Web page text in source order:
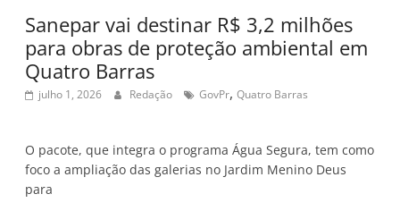
Sanepar vai destinar R$ 3,2 milhões
para obras de proteção ambiental em
Quatro Barras
julho 1, 2026 Redação GovPr,Quatro Barras
O pacote, que integra o programa Água Segura, tem como
foco a ampliação das galerias no Jardim Menino Deus
para